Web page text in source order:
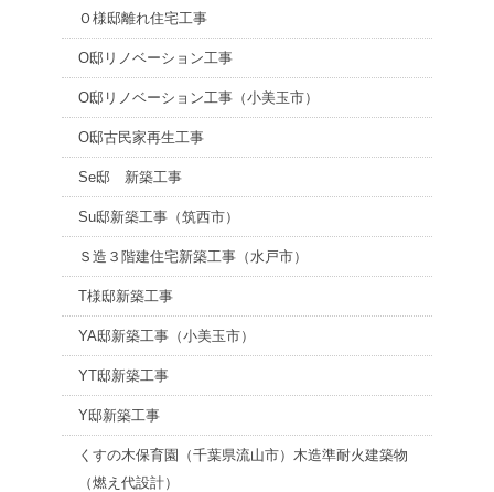
Ｏ様邸離れ住宅工事
O邸リノベーション工事
O邸リノベーション工事（小美玉市）
O邸古民家再生工事
Se邸 新築工事
Su邸新築工事（筑西市）
Ｓ造３階建住宅新築工事（水戸市）
T様邸新築工事
YA邸新築工事（小美玉市）
YT邸新築工事
Y邸新築工事
くすの木保育園（千葉県流山市）木造準耐火建築物
（燃え代設計）